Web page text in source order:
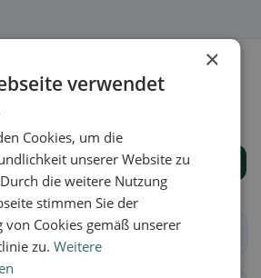
la tua ricerca di ristoranti.
tutti i luoghi
La Grande Béroche
×
verwendet
Cookies, um die
unserer Website zu
die weitere Nutzung
stimmen Sie der
von Cookies gemäß unserer
zu.Weitere